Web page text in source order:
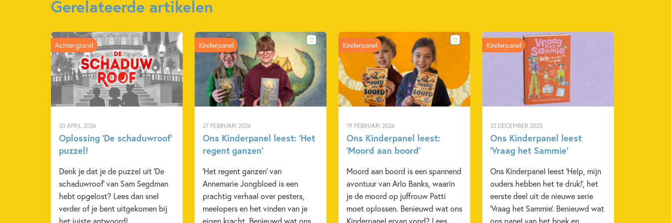
Gerelateerde artikelen
20 APRIL 2026
Oplossing ‘De schaduwroof’
puzzel!
Denk je dat je de puzzel uit 'De
schaduwroof' van Sam Segdman
hebt opgelost? Lees dan snel
verder of je bent uitgekomen bij
het juiste antwoord!
Achtergrond
27 FEBRUARI 2026
Ons Kinderpanel leest: ‘Het
regent ganzen’
'Het regent ganzen' van
Annemarie Jongbloed is een
prachtig verhaal over pesters,
meelopers en het vinden van je
eigen kracht. Benieuwd wat ons
Kinderpanel
19 FEBRUARI 2026
Ons Kinderpanel leest:
‘Moord aan boord’
Moord aan boord is een spannend
avontuur van Arlo Banks, waarin
je de moord op juffrouw Patti
moet oplossen. Benieuwd wat ons
Kinderpanel ervan vond? Lees
Kinderpanel
22 DECEMBER 2025
Ons Kinderpanel leest
‘Vraag het Sammie’
Ons Kinderpanel leest 'Help, mijn
ouders hebben het te druk!', het
eerste deel uit de nieuwe serie
'Vraag het Sammie'. Benieuwd wat
ons panel van het boek en
Kinderpanel